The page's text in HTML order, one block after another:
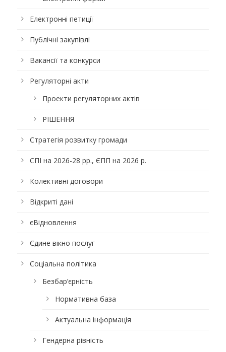
Електронні петиції
Публічні закупівлі
Вакансії та конкурси
Регуляторні акти
Проекти регуляторних актів
РІШЕННЯ
Стратегія розвитку громади
СПІ на 2026-28 рр., ЄПП на 2026 р.
Колективні договори
Відкриті дані
єВідновлення
Єдине вікно послуг
Соціальна політика
Безбар’єрність
Нормативна база
Актуальна інформація
Гендерна рівність